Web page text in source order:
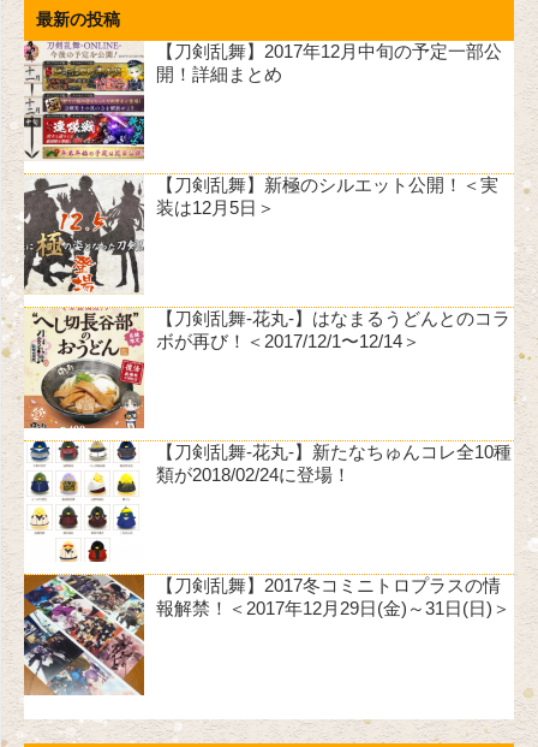
最新の投稿
【刀剣乱舞】2017年12月中旬の予定一部公
開！詳細まとめ
【刀剣乱舞】新極のシルエット公開！＜実
装は12月5日＞
【刀剣乱舞-花丸-】はなまるうどんとのコラ
ボが再び！＜2017/12/1〜12/14＞
【刀剣乱舞-花丸-】新たなちゅんコレ全10種
類が2018/02/24に登場！
【刀剣乱舞】2017冬コミニトロプラスの情
報解禁！＜2017年12月29日(金)～31日(日)＞